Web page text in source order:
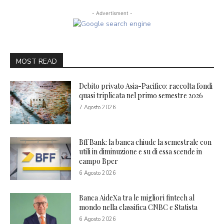
- Advertisment -
MOST READ
Debito privato Asia-Pacifico: raccolta fondi
quasi triplicata nel primo semestre 2026
7 Agosto 2026
Bff Bank: la banca chiude la semestrale con
utili in diminuzione e su di essa scende in
campo Bper
6 Agosto 2026
Banca AideXa tra le migliori fintech al
mondo nella classifica CNBC e Statista
6 Agosto 2026